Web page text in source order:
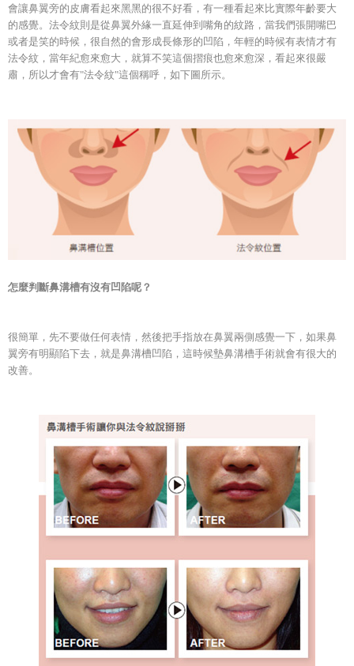
會讓鼻翼旁的皮膚看起來黑黑的很不好看，有一種看起來比實際年齡要大
的感覺。法令紋則是從鼻翼外緣一直延伸到嘴角的紋路，當我們張開嘴巴
或者是笑的時候，很自然的會形成長條形的凹陷，年輕的時候有表情才有
法令紋，當年紀愈來愈大，就算不笑這個摺痕也愈來愈深，看起來很嚴
肅，所以才會有"法令紋"這個稱呼，如下圖所示。
怎麼判斷鼻溝槽有沒有凹陷呢？
很簡單，先不要做任何表情，然後把手指放在鼻翼兩側感覺一下，如果鼻
翼旁有明顯陷下去，就是鼻溝槽凹陷，這時候墊鼻溝槽手術就會有很大的
改善。